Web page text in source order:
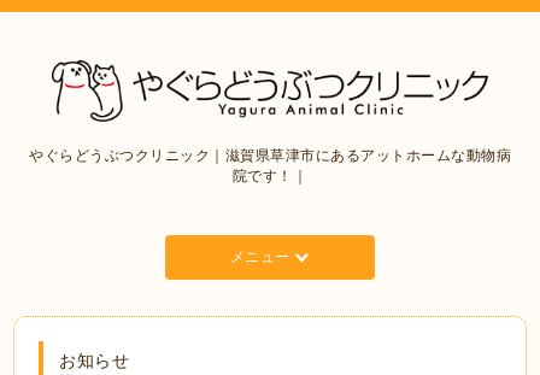
やぐらどうぶつクリニック｜滋賀県草津市にあるアットホームな動物病
院です！｜
メニュー
お知らせ